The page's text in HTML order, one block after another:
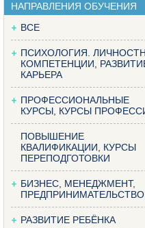
НАПРАВЛЕНИЯ ОБУЧЕНИЯ
ВСЕ
ПСИХОЛОГИЯ.
КОМПЕТЕНЦИИ,
КАРЬЕРА
ПРОФЕССИОНАЛЬНЫЕ
КУРСЫ, КУРСЫ
ПОВЫШЕНИЕ
КВАЛИФИКАЦИИ, КУРСЫ
ПЕРЕПОДГОТОВКИ
БИЗНЕС, МЕНЕДЖМЕНТ,
ПРЕДПРИНИМАТЕЛЬСТВО
РАЗВИТИЕ РЕБЁНКА